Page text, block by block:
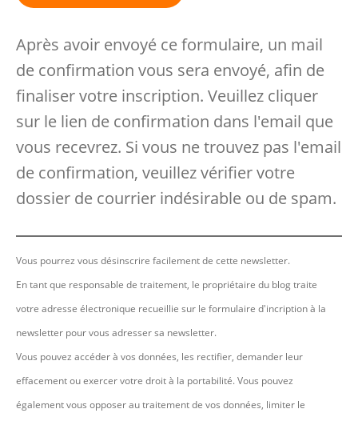
Après avoir envoyé ce formulaire, un mail
de confirmation vous sera envoyé, afin de
finaliser votre inscription. Veuillez cliquer
sur le lien de confirmation dans l'email que
vous recevrez. Si vous ne trouvez pas l'email
de confirmation, veuillez vérifier votre
dossier de courrier indésirable ou de spam.
Vous pourrez vous désinscrire facilement de cette newsletter.
En tant que responsable de traitement, le propriétaire du blog traite
votre adresse électronique recueillie sur le formulaire d'incription à la
newsletter pour vous adresser sa newsletter.
Vous pouvez accéder à vos données, les rectifier, demander leur
effacement ou exercer votre droit à la portabilité. Vous pouvez
également vous opposer au traitement de vos données, limiter le